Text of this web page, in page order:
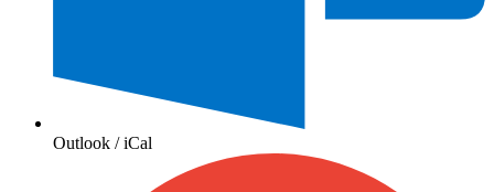
Outlook / iCal